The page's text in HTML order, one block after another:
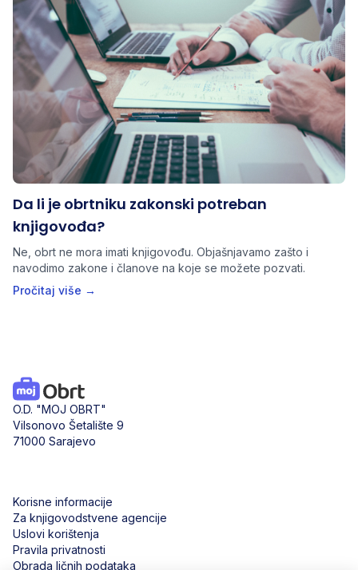
Da li je obrtniku zakonski potreban
knjigovođa?
Ne, obrt ne mora imati knjigovođu. Objašnjavamo zašto i
navodimo zakone i članove na koje se možete pozvati.
Pročitaj više →
O.D. "MOJ OBRT"
Vilsonovo Šetalište 9
71000 Sarajevo
Korisne informacije
Za knjigovodstvene agencije
Uslovi korištenja
Pravila privatnosti
Obrada ličnih podataka